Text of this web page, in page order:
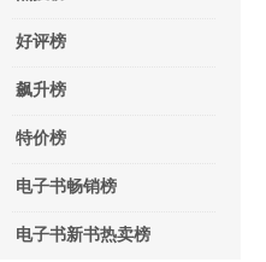
好评榜
飙升榜
特价榜
电子书畅销榜
电子书新书热卖榜